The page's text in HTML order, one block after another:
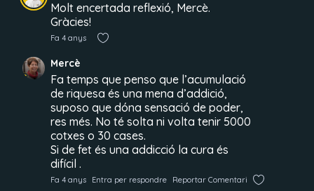
Molt encertada reflexió, Mercè.
Gràcies!
Fa 4 anys
Mercè
Fa temps que penso que l’acumulació
de riquesa és una mena d’addició,
suposo que dóna sensació de poder,
res més. No té solta ni volta tenir 5000
cotxes o 30 cases.
Si de fet és una addicció la cura és
difícil .
Fa 4 anys Entra per respondre Reportar Comentari